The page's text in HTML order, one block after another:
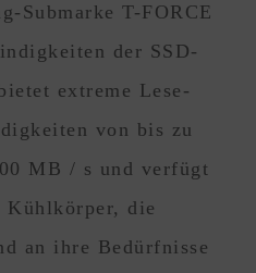
Submarke T-FORCE
der SSD-
extreme Lese-
von bis zu
MB / s und verfügt
Kühlkörper, die
an ihre Bedürfnisse